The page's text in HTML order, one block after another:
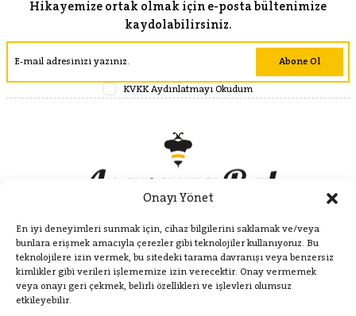
Onayı Yönet
En iyi deneyimleri sunmak için, cihaz bilgilerini saklamak ve/veya
bunlara erişmek amacıyla çerezler gibi teknolojiler kullanıyoruz. Bu
teknolojilere izin vermek, bu sitedeki tarama davranışı veya benzersiz
kimlikler gibi verileri işlememize izin verecektir. Onay vermemek
veya onayı geri çekmek, belirli özellikleri ve işlevleri olumsuz
etkileyebilir.
Hikayemize ortak olmak için e-posta bültenimize
kaydolabilirsiniz.
KVKK Aydınlatmayı Okudum
Abone Ol
Kategoriler